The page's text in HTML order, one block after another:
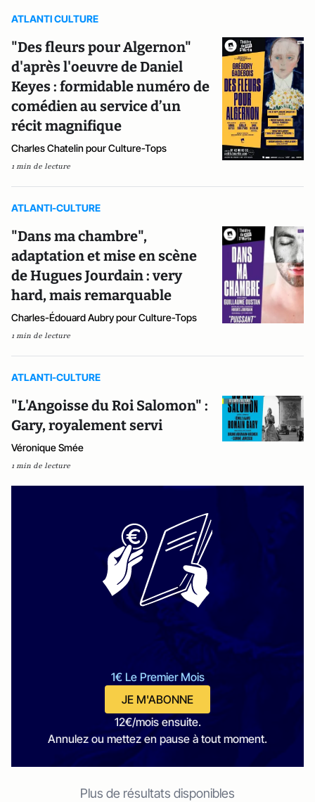
ATLANTI CULTURE
"Des fleurs pour Algernon"
d'après l'oeuvre de Daniel
Keyes : formidable numéro de
comédien au service d’un
récit magnifique
Charles Chatelin pour Culture-Tops
1 min de lecture
ATLANTI-CULTURE
"Dans ma chambre",
adaptation et mise en scène
de Hugues Jourdain : very
hard, mais remarquable
Charles-Édouard Aubry pour Culture-Tops
1 min de lecture
ATLANTI-CULTURE
"L'Angoisse du Roi Salomon" :
Gary, royalement servi
Véronique Smée
1 min de lecture
1€ Le Premier Mois
JE M'ABONNE
12€/mois ensuite.
Annulez ou mettez en pause à tout moment.
Plus de résultats disponibles